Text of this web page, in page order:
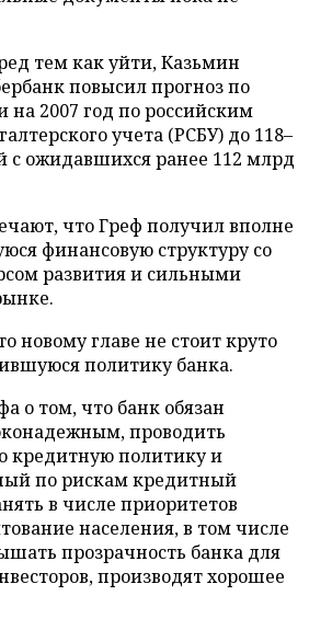
тем как уйти, Казьмин
повысил прогноз по
2007 год по российским
учета (РСБУ) до 118–
с ожидавшихся ранее 112 млрд
что Греф получил вполне
финансовую структуру со
развития и сильными
новому главе не стоит круто
политику банка.
о том, что банк обязан
проводить
кредитную политику и
по рискам кредитный
в числе приоритетов
населения, в том числе
прозрачность банка для
производят хорошее